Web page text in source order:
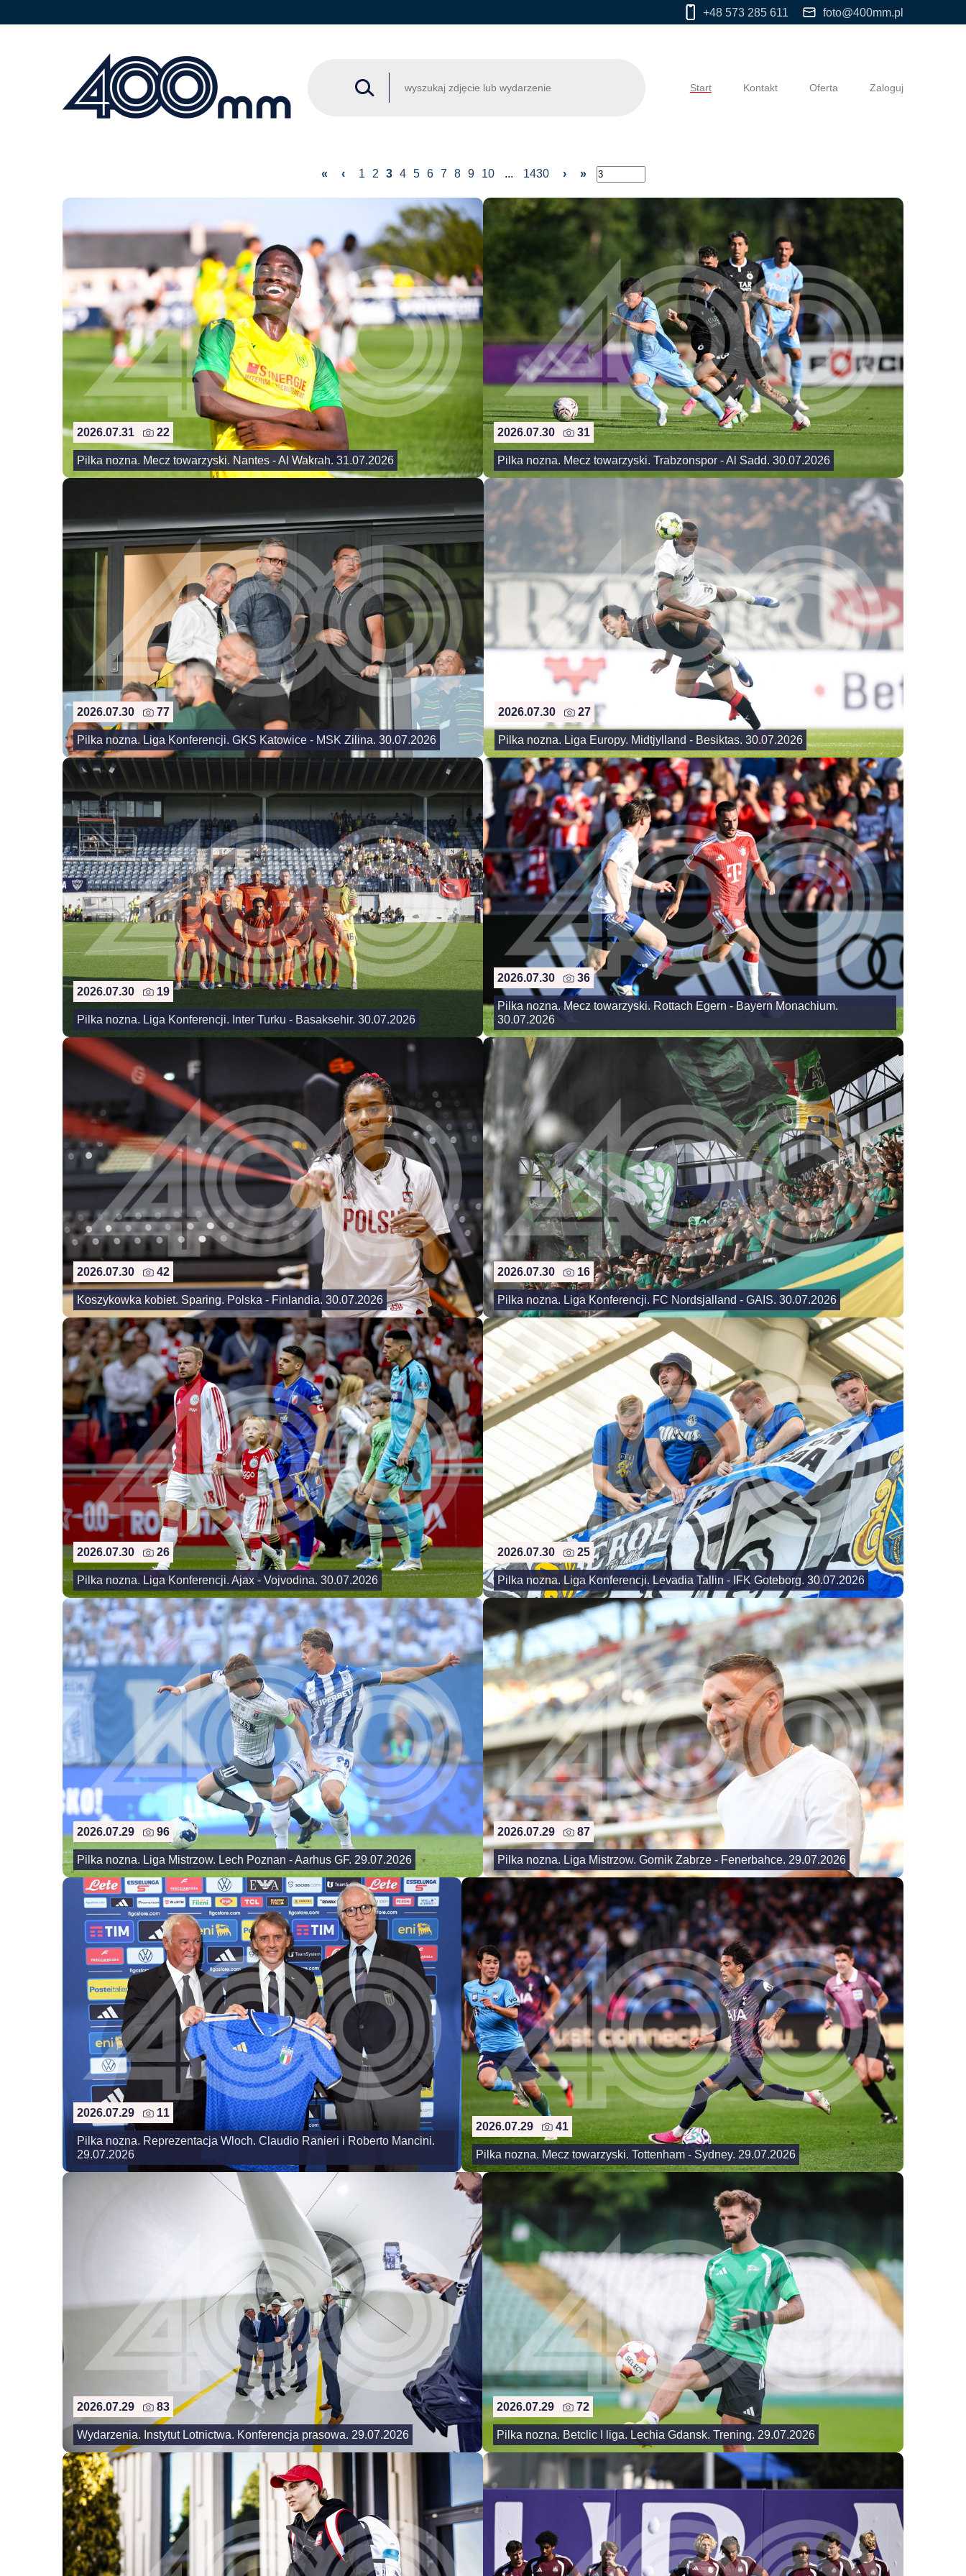
+48 573 285 611 foto@400mm.pl
Start Kontakt Oferta Zaloguj
« ‹ 1 2 3 4 5 6 7 8 9 10 ... 1430 › »
2026.07.31 22
Pilka nozna. Mecz towarzyski. Nantes - Al Wakrah. 31.07.2026
2026.07.30 31
Pilka nozna. Mecz towarzyski. Trabzonspor - Al Sadd. 30.07.2026
2026.07.30 77
Pilka nozna. Liga Konferencji. GKS Katowice - MSK Zilina. 30.07.2026
2026.07.30 27
Pilka nozna. Liga Europy. Midtjylland - Besiktas. 30.07.2026
2026.07.30 19
Pilka nozna. Liga Konferencji. Inter Turku - Basaksehir. 30.07.2026
2026.07.30 36
Pilka nozna. Mecz towarzyski. Rottach Egern - Bayern Monachium.
30.07.2026
2026.07.30 42
Koszykowka kobiet. Sparing. Polska - Finlandia. 30.07.2026
2026.07.30 16
Pilka nozna. Liga Konferencji. FC Nordsjalland - GAIS. 30.07.2026
2026.07.30 26
Pilka nozna. Liga Konferencji. Ajax - Vojvodina. 30.07.2026
2026.07.30 25
Pilka nozna. Liga Konferencji. Levadia Tallin - IFK Goteborg. 30.07.2026
2026.07.29 96
Pilka nozna. Liga Mistrzow. Lech Poznan - Aarhus GF. 29.07.2026
2026.07.29 87
Pilka nozna. Liga Mistrzow. Gornik Zabrze - Fenerbahce. 29.07.2026
2026.07.29 11
Pilka nozna. Reprezentacja Wloch. Claudio Ranieri i Roberto Mancini.
29.07.2026
2026.07.29 41
Pilka nozna. Mecz towarzyski. Tottenham - Sydney. 29.07.2026
2026.07.29 83
Wydarzenia. Instytut Lotnictwa. Konferencja prasowa. 29.07.2026
2026.07.29 72
Pilka nozna. Betclic I liga. Lechia Gdansk. Trening. 29.07.2026